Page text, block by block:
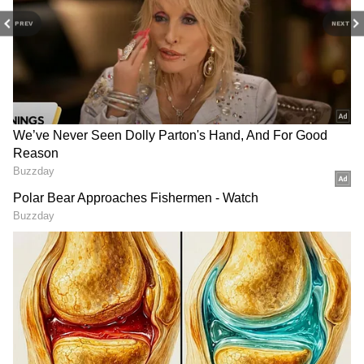
PREV NEXT
20ம் தேதி தமிழகத்தில் ஒருசில
இடங்களிலும், புதுவை மற்றும் காரைக்கால்
பகுதிகளிலும் இடி, மின்னலுடன் கூடிய
லேசானது முதல் மிதமான மழை
பெய்யக்கூடும். கோயம்புத்தூர் மாவட்ட
மலைப்பகுதிகள் மற்றும் நீலகிரி
மாவட்டத்தில் ஓரிரு இடங்களில் கனமழை
பெய்ய வாய்ப்புள்ளது.
சென்னை மற்றும் புறநகர்
பகுதிகளுக்கான வானிலை
முன்னறிவிப்பு:
RECOMMENDED STORIES